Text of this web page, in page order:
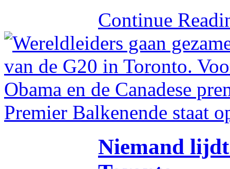
Continue
Niemand